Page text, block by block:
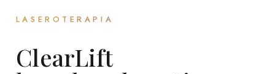
LASEROTERAPIA
ClearLift